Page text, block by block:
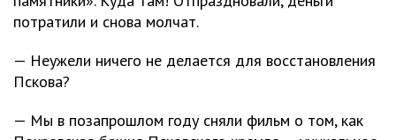
потратили и снова молчат.
— Неужели ничего не делается для восстановления
Пскова?
— Мы в позапрошлом году сняли фильм о том, как